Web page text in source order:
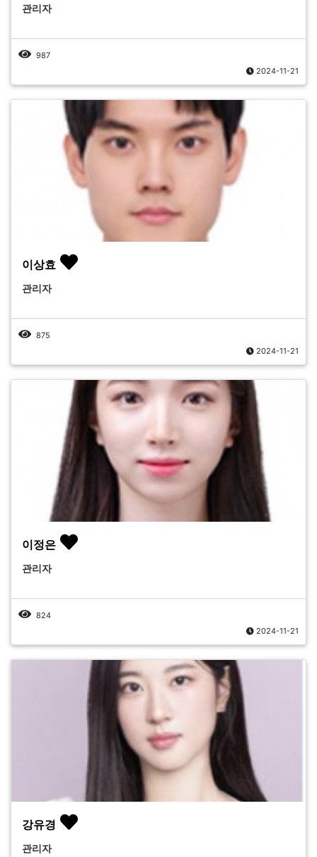
관리자
987
2024-11-21
이상효
관리자
875
2024-11-21
이정은
관리자
824
2024-11-21
강유경
관리자